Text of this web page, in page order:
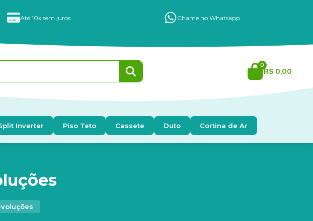
Até 10x sem juros Chame no Whatsapp
0
R$ 0,00
Inverter Piso Teto Cassete Duto Cortina de Ar